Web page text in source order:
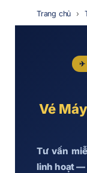
Trang chủ ›
✈
Vé
Tư vấn
linh hoạt —